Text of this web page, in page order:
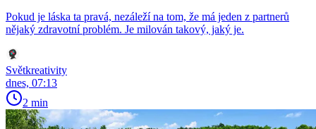
Pokud je láska ta pravá, nezáleží na tom, že má jeden z partnerů
nějaký zdravotní problém. Je milován takový, jaký je.
Světkreativity
dnes, 07:13
2 min